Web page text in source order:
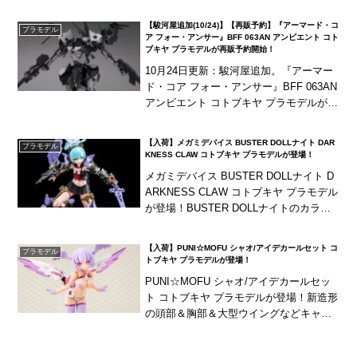
プラモデル
【駿河屋追加(10/24)】【再販予約】『アーマード・コ
ア フォー・アンサー』BFF 063AN アンビエント コト
ブキヤ プラモデルが再販予約開始！
10月24日更新：駿河屋追加。『アーマー
ド・コア フォー・アンサー』BFF 063AN
アンビエント コトブキヤ プラモデルが再
プラモデル
【入荷】メガミデバイス BUSTER DOLLナイト DAR
KNESS CLAW コトブキヤ プラモデルが登場！
メガミデバイス BUSTER DOLLナイト D
ARKNESS CLAW コトブキヤ プラモデル
が登場！BUSTER DOLLナイトのカラー
プラモデル
【入荷】PUNI☆MOFU シャオ/アイデカールセット コ
トブキヤ プラモデルが登場！
PUNI☆MOFU シャオ/アイデカールセッ
ト コトブキヤ プラモデルが登場！新造形
の頭部＆胸部＆大型ウイングなどキャラ